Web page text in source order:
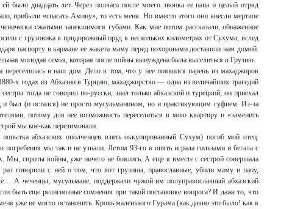
было двадцать лет. Через полчаса после моего звонка ее папа и целый отряд
прибыли «спасать Амину», то есть меня. Но вместо этого они внесли мертвое
сжатыми запекшимися губами. Как мне потом рассказали, обнаженное
с грузовика в придорожный пруд в нескольких километрах от Сухума; вслед
паспорту в кармане ее жакета маму перед похоронами доставили нам домой.
молодая семья, которая после войны вынуждена была выселиться в Грузию.
в наш дом. Дело в том, что у нее появился парень из махаджиров
х годах из Абхазии в Турцию; махаджирство — одна из величайших трагедий
тогда не говорил по-русски, знал только абхазский и турецкий; он приехал
и был (и остался) не просто мусульманином, но и практикующим суфием. Из-за
потому для нее возможность переселиться в мою квартиру и «заменить
мы кое-как перезимовали.
попытка абхазских ополченцев взять оккупированный Сухум) погиб мой отец.
погребения мы так и не узнали. Летом 93-го я опять играла гильзами и бегала с
Мы, сироты войны, уже ничего не боялись. А еще я вместе с сестрой совершала
говорили с ней о том, что вот грузины, православные, убили маму и папу,
А чеченцы, мусульмане, поддержали чужой им полуправославный абхазский
быть еще религиозные сомнения при такой постановке вопроса? И даже то, что
уже не могло остановить. Кровь маленького Гурама (как давно это было! как я